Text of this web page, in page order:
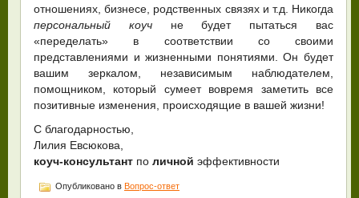
отношениях, бизнесе, родственных связях и т.д. Никогда
персональный коучне будет пытаться вас
«переделать» в соответствии со своими
представлениями и жизненными понятиями. Он будет
вашим зеркалом, независимым наблюдателем,
помощником, который сумеет вовремя заметить все
позитивные изменения, происходящие в вашей жизни!
С благодарностью,
Лилия Евсюкова,
коуч-консультант по личной эффективности
Опубликовано в Вопрос-ответ